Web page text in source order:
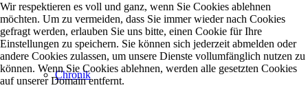
Chronik
Wir respektieren es voll und ganz, wenn Sie Cookies ablehnen
möchten. Um zu vermeiden, dass Sie immer wieder nach Cookies
gefragt werden, erlauben Sie uns bitte, einen Cookie für Ihre
Einstellungen zu speichern. Sie können sich jederzeit abmelden oder
andere Cookies zulassen, um unsere Dienste vollumfänglich nutzen zu
können. Wenn Sie Cookies ablehnen, werden alle gesetzten Cookies
auf unserer Domain entfernt.